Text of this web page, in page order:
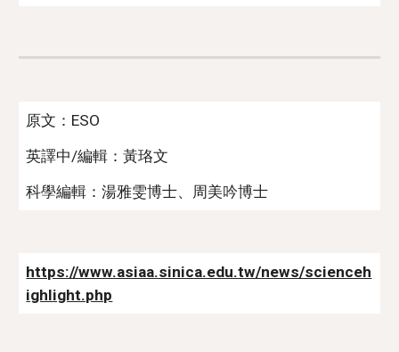
原文：ESO
英譯中/編輯：黃珞文
科學編輯：湯雅雯博士、周美吟博士
https://www.asiaa.sinica.edu.tw/news/scienceh
ighlight.php